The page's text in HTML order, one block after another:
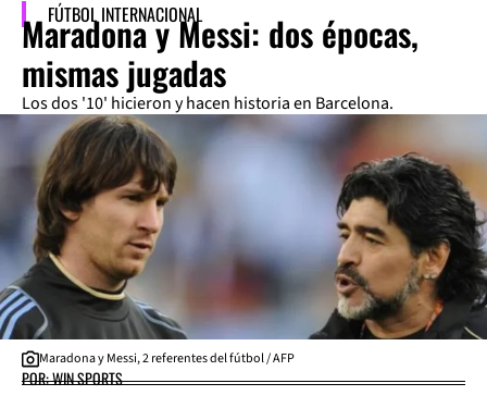
FÚTBOL INTERNACIONAL
Maradona y Messi: dos épocas,
mismas jugadas
Los dos '10' hicieron y hacen historia en Barcelona.
Maradona y Messi, 2 referentes del fútbol / AFP
POR: WIN SPORTS